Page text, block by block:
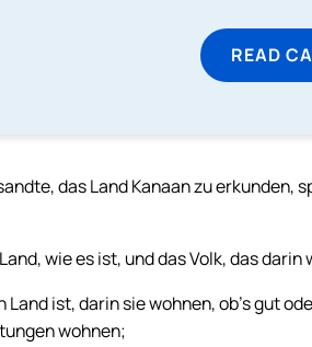
READ
das Land Kanaan zu
wie es ist, und das Volk, das
Land ist, darin sie wohnen, ob’s gut
wohnen;